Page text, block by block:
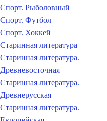
Спорт. Рыболовный
Спорт. Футбол
Спорт. Хоккей
Старинная литература
Старинная литература.
Древневосточная
Старинная литература.
Древнерусская
Старинная литература.